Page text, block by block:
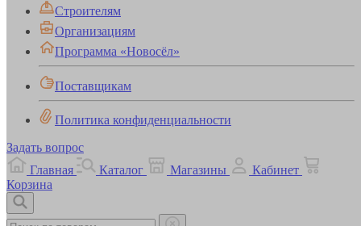
Строителям
Организациям
Программа «Новосёл»
Поставщикам
Политика конфиденциальности
Задать вопрос
Главная
Каталог Магазины
Кабинет
Корзина